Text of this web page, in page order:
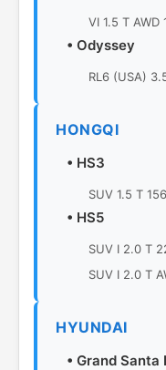
VI 1.5 T AWD
• Odyssey
RL6 (USA)
HONGQI
• HS3
SUV 1.5 T 156
• HS5
SUV I 2.0 T
SUV I 2.0 T
HYUNDAI
• Grand Santa